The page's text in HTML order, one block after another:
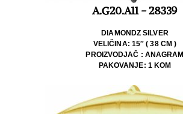
A.G20.A11 - 28339
DIAMONDZ SILVER
VELIČINA: 15″ ( 38 CM )
PROIZVODJAČ : ANAGRAM
PAKOVANJE: 1 KOM